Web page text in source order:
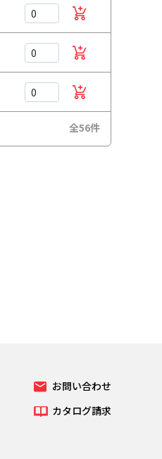
全56件
お問い合わせ
カタログ請求